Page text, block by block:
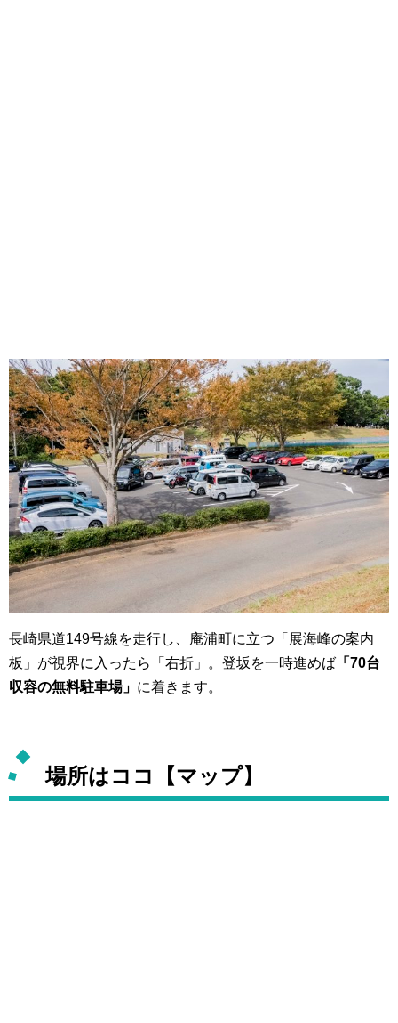
長崎県道149号線を走行し、庵浦町に立つ「展海峰の案内
板」が視界に入ったら「右折」。登坂を一時進めば 「70台
収容の無料駐車場」 に着きます。
場所はココ【マップ】